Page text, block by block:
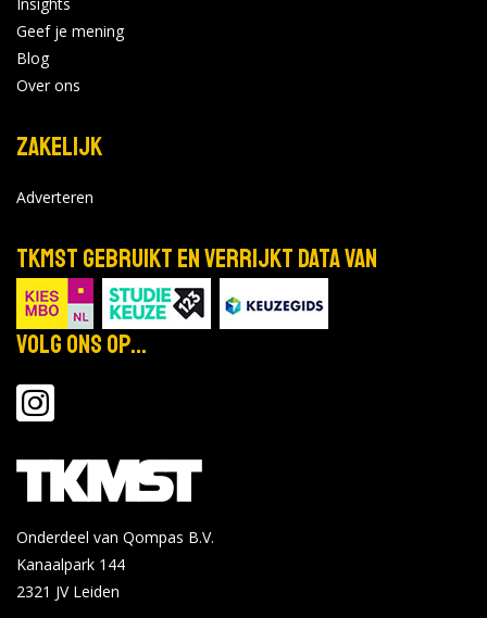
Geef je mening
Blog
Over ons
Zakelijk
Adverteren
TKMST gebruikt en verrijkt data van
Volg ons op...
Onderdeel van Qompas B.V.
Kanaalpark 144
2321 JV Leiden